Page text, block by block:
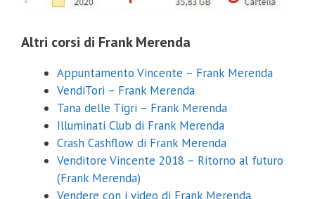
Altri corsi di Frank Merenda
Appuntamento Vincente – Frank Merenda
VendiTori – Frank Merenda
Tana delle Tigri – Frank Merenda
Illuminati Club di Frank Merenda
Crash Cashflow di Frank Merenda
Venditore Vincente 2018 – Ritorno al futuro
(Frank Merenda)
Vendere con i video di Frank Merenda